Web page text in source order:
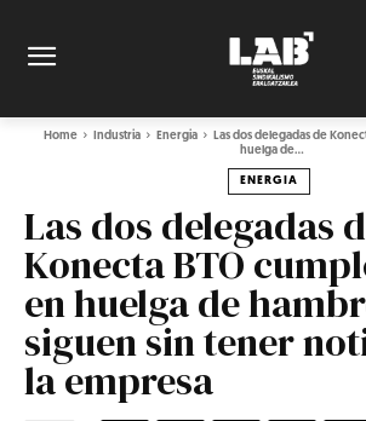
Home Industria Energia
Las dos delegadas de
huelga de...
ENERGIA
Las dos delegadas
Konecta BTO
en huelga de
siguen sin tener
la empresa